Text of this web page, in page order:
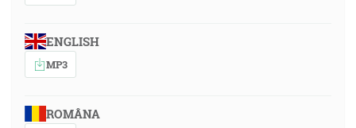
ENGLISH
MP3
ROMÂNA